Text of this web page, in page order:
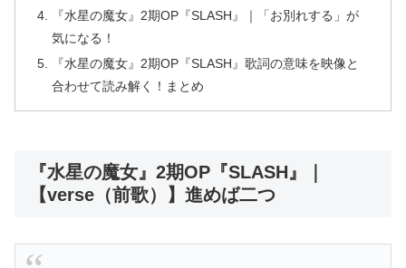
『水星の魔女』2期OP『SLASH』｜「お別れする」が
気になる！
『水星の魔女』2期OP『SLASH』歌詞の意味を映像と
合わせて読み解く！まとめ
『水星の魔女』2期OP『SLASH』｜
【verse（前歌）】進めば二つ